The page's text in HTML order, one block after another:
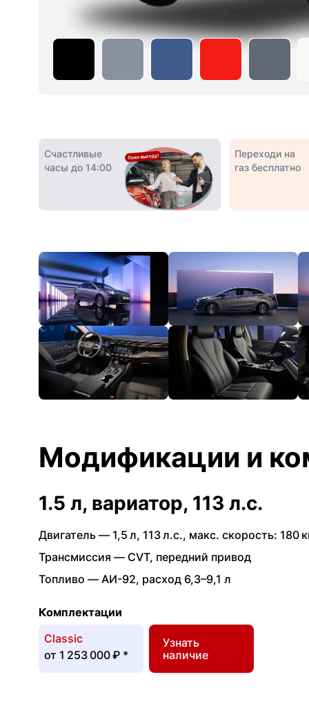
Счастливые
часы до 14:00
Переходи на
газ бесплатно
Модификации и
1.5 л, вариатор, 113 л.с.
Двигатель — 1,5 л, 113 л.с., макс. скорость: 180
Трансмиссия — CVT, передний привод
Топливо — АИ-92, расход 6,3–9,1 л
Комплектации
Classic
от 1 253 000 ₽ *
Узнать
наличие